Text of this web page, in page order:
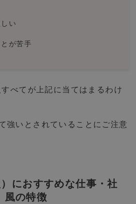
い
が苦手
べてが上記に当てはまるわけ
強いとされていることにご注意
におすすめな仕事・社
風の特徴